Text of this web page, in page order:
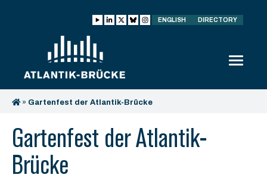
ENGLISH DIRECTORY
» Gartenfest der Atlantik-Brücke
Gartenfest der Atlantik-
Brücke